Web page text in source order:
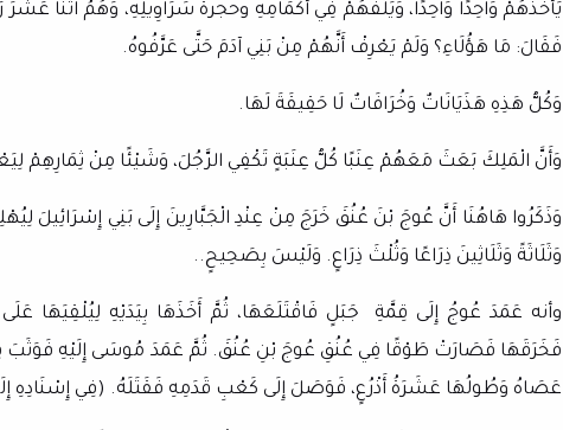
يَأْخُذُهُمْ وَاحِدًا وَاحِدًا، وَيَلُفُّهُمْ فِي أَكْمَامِهِ وحجرة سَرَاوِيلِهِ، وَهُمُ اثْنَا
فَقَالَ: مَا هَؤُلَاءِ؟ وَلَمْ يَعْرِفْ أَنَّهُمْ مِنْ بَنِي آدَمَ حَتَّى عَرَّفُوهُ.
وَكُلُّ هَذِهِ هَذَيَانَاتٌ وَخُرَافَاتٌ لَا حَقِيقَةَ لَهَا.
وَأَنَّ الْمَلِكَ بَعَثَ مَعَهُمْ عِنَبًا كُلُّ عِنَبَةٍ تَكْفِي الرَّجُلَ، وَشَيْئًا مِنْ ثِمَارِهِمْ
وَذَكَرُوا هَاهُنَا أَنَّ عُوجَ بْنَ عُنُقَ خَرَجَ مِنْ عِنْدِ الْجَبَّارِينَ إِلَى بَنِي إِسْرَائِيلَ
وَثَلَاثَةً وَثَلَاثِينَ ذِرَاعًا وَثُلْثَ ذِرَاعٍ. وَلَيْسَ بِصَحِيحٍ..
وأنه عَمَدَ عُوجُ إِلَى قِمَّةِ
جَبَلٍ فَاقْتَلَعَهَا، ثُمَّ أَخَذَهَا بِيَدَيْهِ
فَخَرَقَهَا فَصَارَتْ طَوْقًا فِي عُنُقِ عُوجَ بْنِ عُنُقَ. ثُمَّ عَمَدَ مُوسَى إِلَيْهِ فَوَثَبَ
عَصَاهُ وَطُولُهَا عَشَرَةُ أَذْرُعٍ، فَوَصَلَ إِلَى كَعْبِ قَدَمِهِ فَقَتَلَهُ. (فِي إِسْنَادِهِ